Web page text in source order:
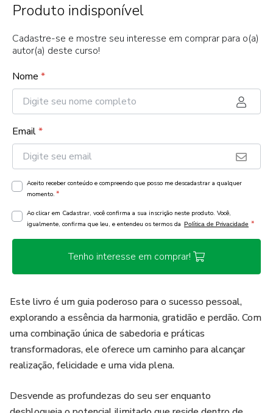
Produto indisponível
Cadastre-se e mostre seu interesse em comprar para o(a)
autor(a) deste curso!
Nome *
Email*
Aceito receber conteúdo e compreendo que posso me descadastrar a qualquer
momento. *
Ao clicar em Cadastrar, você confirma a sua inscrição neste produto. Você,
igualmente, confirma que leu, e entendeu os termos da Política de Privacidade *
Tenho interesse em comprar!
Este livro é um guia poderoso para o sucesso pessoal,
explorando a essência da harmonia, gratidão e perdão. Com
uma combinação única de sabedoria e práticas
transformadoras, ele oferece um caminho para alcançar
realização, felicidade e uma vida plena.
Desvende as profundezas do seu ser enquanto